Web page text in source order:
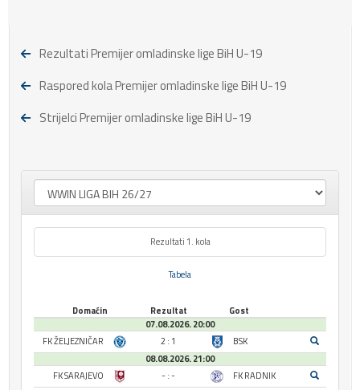
Rezultati Premijer omladinske lige BiH U-19
Raspored kola Premijer omladinske lige BiH U-19
Strijelci Premijer omladinske lige BiH U-19
Rezultati 1. kola
Tabela
Domaćin Rezultat
Gost
07.08.2026. 20:00
FK ŽELJEZNIČAR
2 : 1
BSK
08.08.2026. 21:00
FK SARAJEVO
- : -
FK RADNIK